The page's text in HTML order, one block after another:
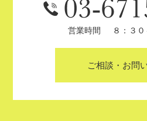
営業時間 ８：３
ご相談・お問